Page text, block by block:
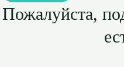
Пожалуйста,